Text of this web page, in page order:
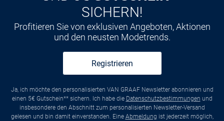
SICHERN!
Profitieren Sie von exklusiven Angeboten, Aktionen
und den neusten Modetrends.
Registrieren
Ja, ich möchte den personalisierten VAN GRAAF Newsletter abonnieren und
einen 5€ Gutschein** sichern. Ich habe die Datenschutzbestimmungen und
insbesondere den Abschnitt zum personalisierten Newsletter-Versand
gelesen und bin damit einverstanden. Eine Abmeldung ist jederzeit möglich,